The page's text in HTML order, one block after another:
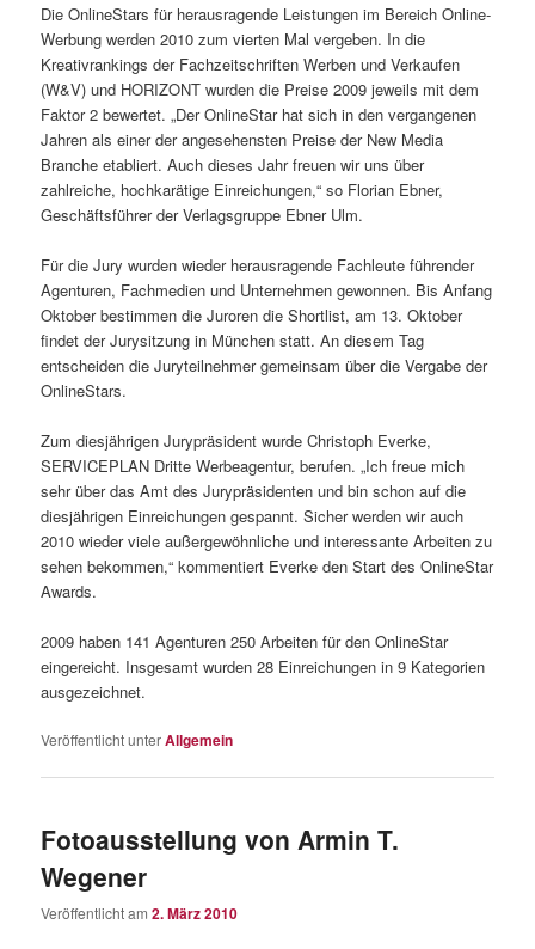
Die OnlineStars für herausragende Leistungen im Bereich Online-
Werbung werden 2010 zum vierten Mal vergeben. In die
Kreativrankings der Fachzeitschriften Werben und Verkaufen
(W&V) und HORIZONT wurden die Preise 2009 jeweils mit dem
Faktor 2 bewertet. „Der OnlineStar hat sich in den vergangenen
Jahren als einer der angesehensten Preise der New Media
Branche etabliert. Auch dieses Jahr freuen wir uns über
zahlreiche, hochkarätige Einreichungen,“ so Florian Ebner,
Geschäftsführer der Verlagsgruppe Ebner Ulm.
Für die Jury wurden wieder herausragende Fachleute führender
Agenturen, Fachmedien und Unternehmen gewonnen. Bis Anfang
Oktober bestimmen die Juroren die Shortlist, am 13. Oktober
findet der Jurysitzung in München statt. An diesem Tag
entscheiden die Juryteilnehmer gemeinsam über die Vergabe der
OnlineStars.
Zum diesjährigen Jurypräsident wurde Christoph Everke,
SERVICEPLAN Dritte Werbeagentur, berufen. „Ich freue mich
sehr über das Amt des Jurypräsidenten und bin schon auf die
diesjährigen Einreichungen gespannt. Sicher werden wir auch
2010 wieder viele außergewöhnliche und interessante Arbeiten zu
sehen bekommen,“ kommentiert Everke den Start des OnlineStar
Awards.
2009 haben 141 Agenturen 250 Arbeiten für den OnlineStar
eingereicht. Insgesamt wurden 28 Einreichungen in 9 Kategorien
ausgezeichnet.
Veröffentlicht unterAllgemein
Fotoausstellung von Armin T.
Wegener
Veröffentlicht am2. März 2010